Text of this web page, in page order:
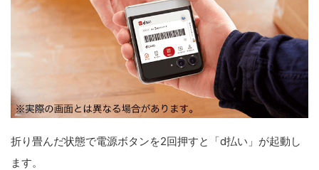
折り畳んだ状態で電源ボタンを2回押すと「d払い」が起動し
ます。